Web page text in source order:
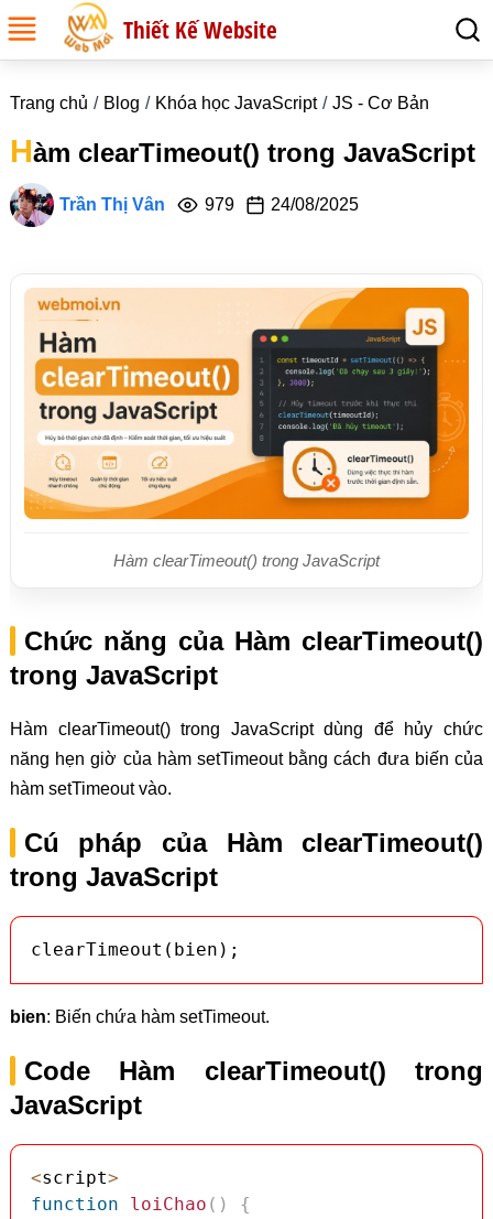
Thiết Kế Website
Trang chủ Blog Khóa học JavaScript JS - Cơ Bản
Hàm clearTimeout() trong JavaScript
Trần Thị Vân 979 24/08/2025
Hàm clearTimeout() trong JavaScript
Chức năng của Hàm clearTimeout()
trong JavaScript
Hàm clearTimeout() trong JavaScript dùng để hủy chức
năng hẹn giờ của hàm setTimeout bằng cách đưa biến của
hàm setTimeout vào.
Cú pháp của Hàm clearTimeout()
trong JavaScript
clearTimeout(bien);
bien: Biến chứa hàm setTimeout.
Code Hàm clearTimeout() trong
JavaScript
<script>
function
loiChao ( )
{